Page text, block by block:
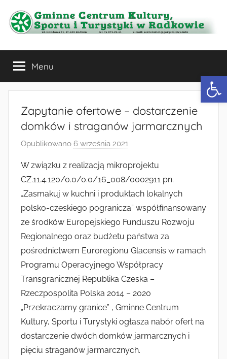
treści
Gminne
Centrum
Kultury,
Sportu
Turystyki
w
Radkowie
Menu
Zapytanie ofertowe – dostarczenie
domków i straganów jarmarcznych
Opublikowano 6 września 2021
z
e
z
a
d
m
n
W związku z realizacją mikroprojektu
CZ.11.4.120/0.0/0.0/16_008/0002911 pn.
„Zasmakuj w kuchni i produktach lokalnych
polsko-czeskiego pogranicza” współfinansowany
ze środków Europejskiego Funduszu Rozwoju
Regionalnego oraz budżetu państwa za
pośrednictwem Euroregionu Glacensis w ramach
Programu Operacyjnego Współpracy
Transgranicznej Republika Czeska –
Rzeczpospolita Polska 2014 – 2020
„Przekraczamy granice” , Gminne Centrum
Kultury, Sportu i Turystyki ogłasza nabór ofert na
dostarczenie dwóch domków jarmarcznych i
pięciu straganów jarmarcznych.